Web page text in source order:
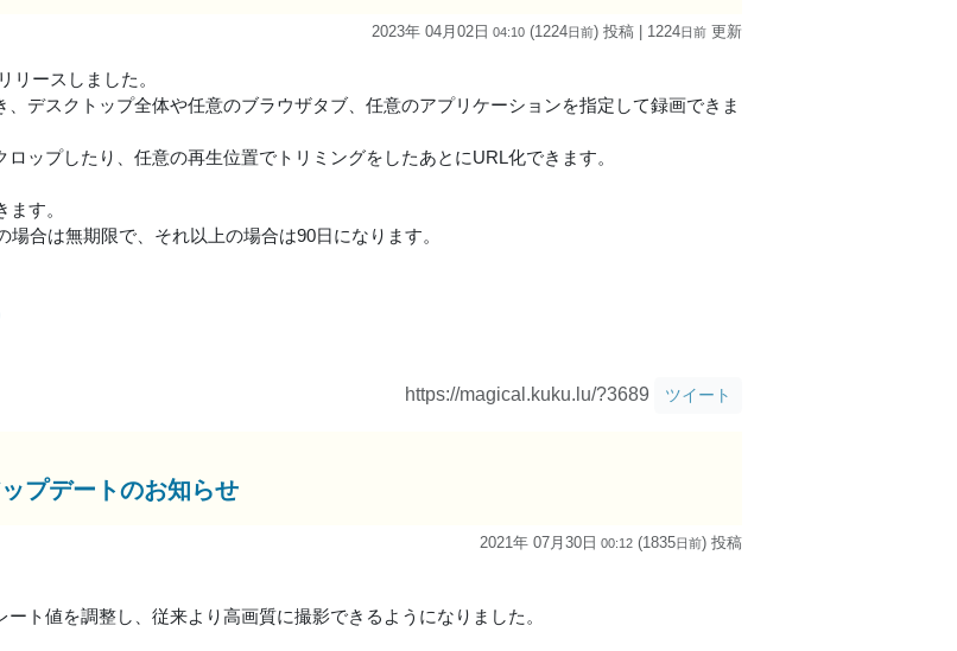
2023年 04月02日 04:10 (1224日前) 投稿 | 1224日前 更新
リースしました。
、デスクトップ全体や任意のブラウザタブ、任意のアプリケーションを指定して録画できま
ップしたり、任意の再生位置でトリミングをしたあとにURL化できます。
す。
場合は無期限で、それ以上の場合は90日になります。
https://magical.kuku.lu/?3689 ツイート
プデートのお知らせ
2021年 07月30日 00:12 (1835日前) 投稿
ト値を調整し、従来より高画質に撮影できるようになりました。